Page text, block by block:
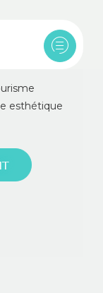
esthétique